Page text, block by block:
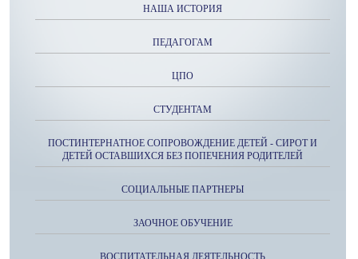
НАША ИСТОРИЯ
ПЕДАГОГАМ
ЦПО
СТУДЕНТАМ
ПОСТИНТЕРНАТНОЕ СОПРОВОЖДЕНИЕ ДЕТЕЙ - СИРОТ И
ДЕТЕЙ ОСТАВШИХСЯ БЕЗ ПОПЕЧЕНИЯ РОДИТЕЛЕЙ
СОЦИАЛЬНЫЕ ПАРТНЕРЫ
ЗАОЧНОЕ ОБУЧЕНИЕ
ВОСПИТАТЕЛЬНАЯ ДЕЯТЕЛЬНОСТЬ